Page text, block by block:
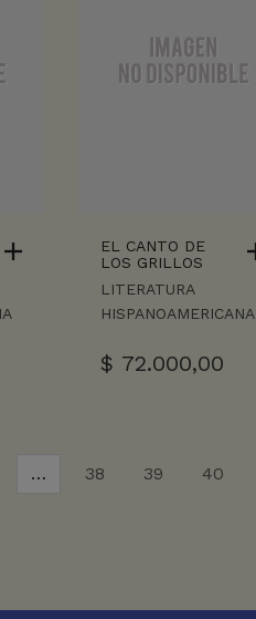
EL CANTO DE
LOS GRILLOS
LITERATURA
HISPANOAMERICANA
$ 72.000,00
… 38 39 40